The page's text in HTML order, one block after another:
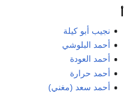
نجيب أبو كيلة
أحمد البلوشي
أحمد العودة
أحمد حرارة
أحمد سعد (مغني)